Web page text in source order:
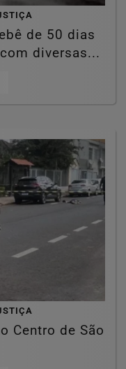
de 50 dias
diversas...
Centro de São